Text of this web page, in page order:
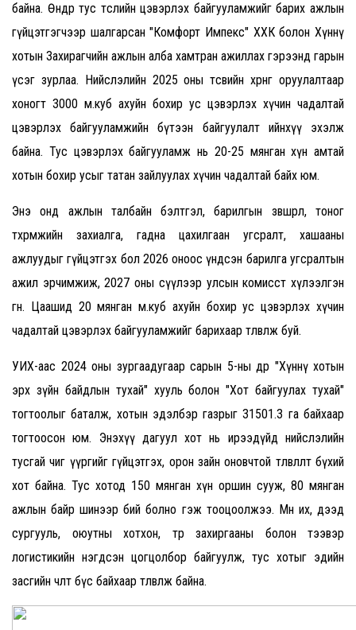
байна. Өнөөдөр тус төслийн цэвэрлэх байгууламжийг барих ажлын
гүйцэтгэгчээр шалгарсан "Комфорт Импекс" ХХК болон Хүннү
хотын Захирагчийн ажлын алба хамтран ажиллах гэрээнд гарын
үсэг зурлаа. Нийслэлийн 2025 оны төсвийн хөрөнгө оруулалтаар
хоногт 3000 м.куб ахуйн бохир ус цэвэрлэх хүчин чадалтай
цэвэрлэх байгууламжийн бүтээн байгуулалт ийнхүү эхэлж
байна. Тус цэвэрлэх байгууламж нь 20-25 мянган хүн амтай
хотын бохир усыг татан зайлуулах хүчин чадалтай байх юм.
Энэ онд ажлын талбайн бэлтгэл, барилгын зөвшөөрөл, тоног
төхөөрөмжийн захиалга, гадна цахилгаан угсралт, хашааны
ажлуудыг гүйцэтгэх бол 2026 оноос үндсэн барилга угсралтын
ажил эрчимжиж, 2027 оны сүүлээр улсын комисст хүлээлгэн
өгнө. Цаашид 20 мянган м.куб ахуйн бохир ус цэвэрлэх хүчин
чадалтай цэвэрлэх байгууламжийг барихаар төлөвлөж буй.
УИХ-аас 2024 оны зургаадугаар сарын 5-ны өдөр "Хүннү хотын
эрх зүйн байдлын тухай" хууль болон "Хот байгуулах тухай"
тогтоолыг баталж, хотын эдэлбэр газрыг 31501.3 га байхаар
тогтоосон юм. Энэхүү дагуул хот нь ирээдүйд нийслэлийн
тусгай чиг үүргийг гүйцэтгэх, орон зайн оновчтой төлөвлөлт бүхий
хот байна. Тус хотод 150 мянган хүн оршин сууж, 80 мянган
ажлын байр шинээр бий болно гэж тооцоолжээ. Мөн их, дээд
сургууль, оюутны хотхон, төр захиргааны болон тээвэр
логистикийн нэгдсэн цогцолбор байгуулж, тус хотыг эдийн
засгийн чөлөөт бүс байхаар төлөвлөж байна.